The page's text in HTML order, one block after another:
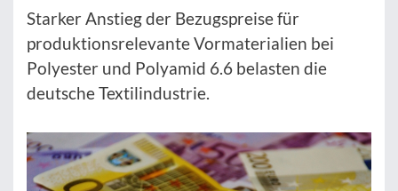
Starker Anstieg der Bezugspreise für
produktionsrelevante Vormaterialien bei
Polyester und Polyamid 6.6 belasten die
deutsche Textilindustrie.